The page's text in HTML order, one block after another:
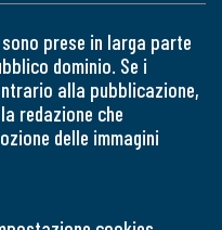
prese in larga parte
dominio. Se i
alla pubblicazione,
redazione che
delle immagini